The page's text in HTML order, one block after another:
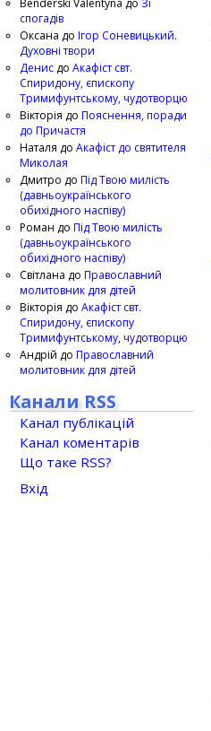
спогадів
Оксана до Ігор Соневицький.
Духовні твори
Денис до Акафіст свт.
Спиридону, єпископу
Тримифунтському, чудотворцю
Вікторія до Пояснення, поради
до Причастя
Наталя до Акафіст до святителя
Миколая
Дмитро до Під Твою милість
(давньоукраїнського
обихідного наспіву)
Роман до Під Твою милість
(давньоукраїнського
обихідного наспіву)
Світлана до Православний
молитовник для дітей
Вікторія до Акафіст свт.
Спиридону, єпископу
Тримифунтському, чудотворцю
Андрій до Православний
молитовник для дітей
Канали RSS
Канал публікацій
Канал коментарів
Що таке RSS?
Вхід